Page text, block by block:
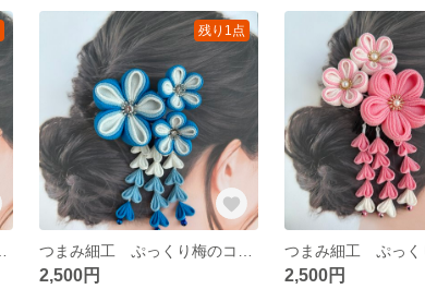
残り1点
2,500円 2,500円